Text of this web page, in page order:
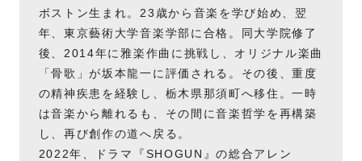
ボストン生まれ。23歳から音楽を学び始め、翌
年、東京藝術大学音楽学部に合格。同大学院修了
後、2014年に雅楽作曲に挑戦し、オリジナル楽曲
「骨歌」が坂本龍一に評価される。その後、重度
の精神疾患を経験し、栃木県那須町へ移住。一時
は音楽から離れるも、その間に音楽哲学を再構築
し、再び創作の道へ戻る。
2022年、ドラマ『SHOGUN』の総合アレン